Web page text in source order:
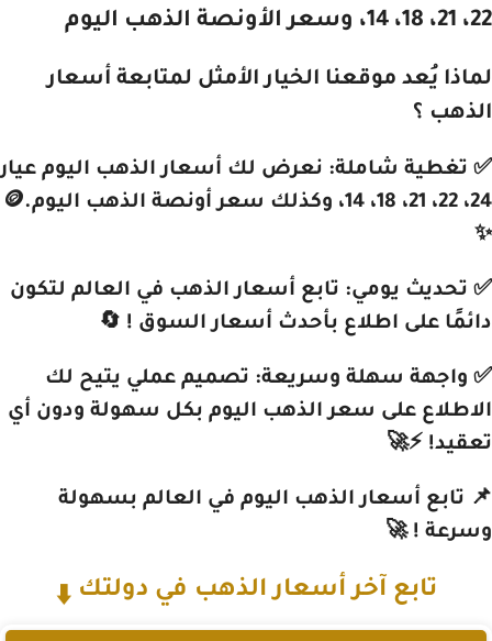
22، 21، 18، 14، وسعر الأونصة الذهب اليوم
لماذا يُعد موقعنا الخيار الأمثل لمتابعة أسعار
الذهب ؟
✅ تغطية شاملة: نعرض لك أسعار الذهب اليوم عيار
24، 22، 21، 18، 14، وكذلك سعر أونصة الذهب اليوم.🪙
✨
✅ تحديث يومي: تابع أسعار الذهب في العالم لتكون
دائمًا على اطلاع بأحدث أسعار السوق ! 🔄
✅ واجهة سهلة وسريعة: تصميم عملي يتيح لك
الاطلاع على سعر الذهب اليوم بكل سهولة ودون أي
تعقيد! ⚡🚀
📌 تابع أسعار الذهب اليوم في العالم بسهولة
وسرعة ! 🚀
تابع آخر أسعار الذهب في دولتك⬇️